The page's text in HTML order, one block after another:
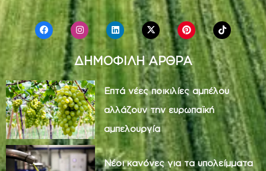
ΔΗΜΟΦΙΛΗ ΑΡΘΡΑ
Επτά νέες ποικιλίες αμπέλου
αλλάζουν την ευρωπαϊκή
αμπελουργία
Νέοι κανόνες για τα υπολείμματα